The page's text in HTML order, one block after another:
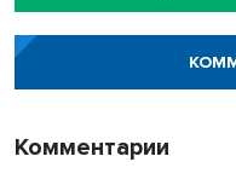
Комментарии